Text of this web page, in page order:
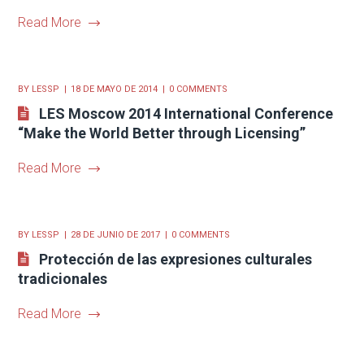
Read More
BY LESSP 18 DE MAYO DE 2014 0 COMMENTS
LES Moscow 2014 International Conference
“Make the World Better through Licensing”
Read More
BY LESSP 28 DE JUNIO DE 2017 0 COMMENTS
Protección de las expresiones culturales
tradicionales
Read More